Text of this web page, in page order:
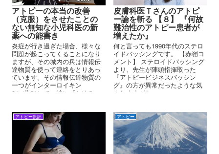
アトピーの本当の改善
（克服）をさせたことの
ない無知な小児科医の新
薬への能書き
炎症が行き過ぎた場合、様々な
問題が起こってくることになり
ますが、その城内の兵は情報伝
達物質を使って連絡をとりあっ
ています。その情報伝達物質の
一つがインターロイキン
31（IL31）で、特に『かゆみ』
める薬がネモリズマブです。
皮膚科医Ｔさんのアトピ
ー論を斬る 【８】 『何故
難治性のアトピー患者が
増えたか』
何と言っても1990年代のステロ
イドバッシングです。 【赤嶺コ
メント】 ステロイドバッシング
より、先生が陣頭指揮取った
『アトピービジネスバッシン
グ』の方が異常だったような気
もしますがね
アトピー批評 アトピー